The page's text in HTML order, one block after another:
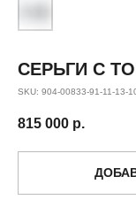
СЕРЬГИ С
SKU: 904-00833-91-11-13-
815 000 р.